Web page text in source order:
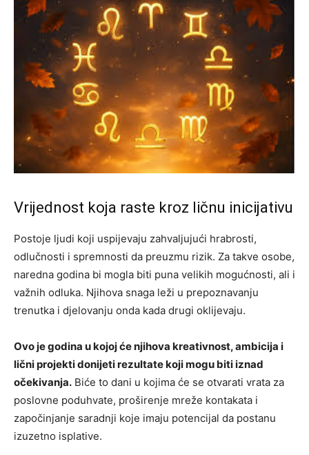
Vrijednost koja raste kroz ličnu inicijativu
Postoje ljudi koji uspijevaju zahvaljujući hrabrosti,
odlučnosti i spremnosti da preuzmu rizik. Za takve osobe,
naredna godina bi mogla biti puna velikih mogućnosti, ali i
važnih odluka. Njihova snaga leži u prepoznavanju
trenutka i djelovanju onda kada drugi oklijevaju.
Ovo je godina u kojoj će njihova kreativnost, ambicija i
lični projekti donijeti rezultate koji mogu biti iznad
očekivanja. Biće to dani u kojima će se otvarati vrata za
poslovne poduhvate, proširenje mreže kontakata i
započinjanje saradnji koje imaju potencijal da postanu
izuzetno isplative.